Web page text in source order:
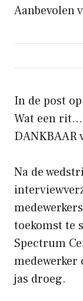
Aanbevolen
In de post
Wat een
DANKBAAR
Na de
toekomst te
Spectrum
jas droeg.